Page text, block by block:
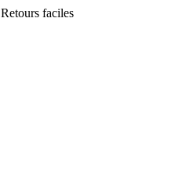
Retours faciles